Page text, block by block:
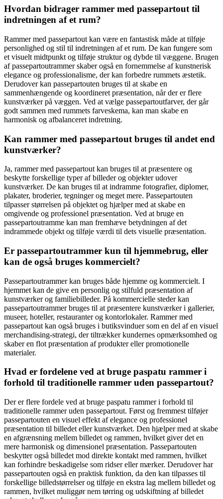
Hvordan bidrager rammer med passepartout til
indretningen af et rum?
Rammer med passepartout kan være en fantastisk måde at tilføje
personlighed og stil til indretningen af et rum. De kan fungere som
et visuelt midtpunkt og tilføje struktur og dybde til væggene. Brugen
af passepartoutrammer skaber også en fornemmelse af kunstnerisk
elegance og professionalisme, der kan forbedre rummets æstetik.
Derudover kan passepartouten bruges til at skabe en
sammenhængende og koordineret præsentation, når der er flere
kunstværker på væggen. Ved at vælge passepartoutfarver, der går
godt sammen med rummets farveskema, kan man skabe en
harmonisk og afbalanceret indretning.
Kan rammer med passepartout bruges til andet end
kunstværker?
Ja, rammer med passepartout kan bruges til at præsentere og
beskytte forskellige typer af billeder og objekter udover
kunstværker. De kan bruges til at indramme fotografier, diplomer,
plakater, broderier, tegninger og meget mere. Passepartouten
tilpasser størrelsen på objektet og hjælper med at skabe en
omgivende og professionel præsentation. Ved at bruge en
passepartoutramme kan man fremhæve betydningen af det
indrammede objekt og tilføje værdi til dets visuelle præsentation.
Er passepartoutrammer kun til hjemmebrug, eller
kan de også bruges kommercielt?
Passepartoutrammer kan bruges både hjemme og kommercielt. I
hjemmet kan de give en personlig og stilfuld præsentation af
kunstværker og familiebilleder. På kommercielle steder kan
passepartoutrammer bruges til at præsentere kunstværker i gallerier,
museer, hoteller, restauranter og kontorlokaler. Rammer med
passepartout kan også bruges i butiksvinduer som en del af en visuel
merchandising-strategi, der tiltrækker kundernes opmærksomhed og
skaber en flot præsentation af produkter eller promotionelle
materialer.
Hvad er fordelene ved at bruge paspatu rammer i
forhold til traditionelle rammer uden passepartout?
Der er flere fordele ved at bruge paspatu rammer i forhold til
traditionelle rammer uden passepartout. Først og fremmest tilføjer
passepartouten en visuel effekt af elegance og professionel
præsentation til billedet eller kunstværket. Den hjælper med at skabe
en afgrænsning mellem billedet og rammen, hvilket giver det en
mere harmonisk og dimensionel præsentation. Passepartouten
beskytter også billedet mod direkte kontakt med rammen, hvilket
kan forhindre beskadigelse som ridser eller mærker. Derudover har
passepartouten også en praktisk funktion, da den kan tilpasses til
forskellige billedstørrelser og tilføje en ekstra lag mellem billedet og
rammen, hvilket muliggør nem tørring og udskiftning af billedet